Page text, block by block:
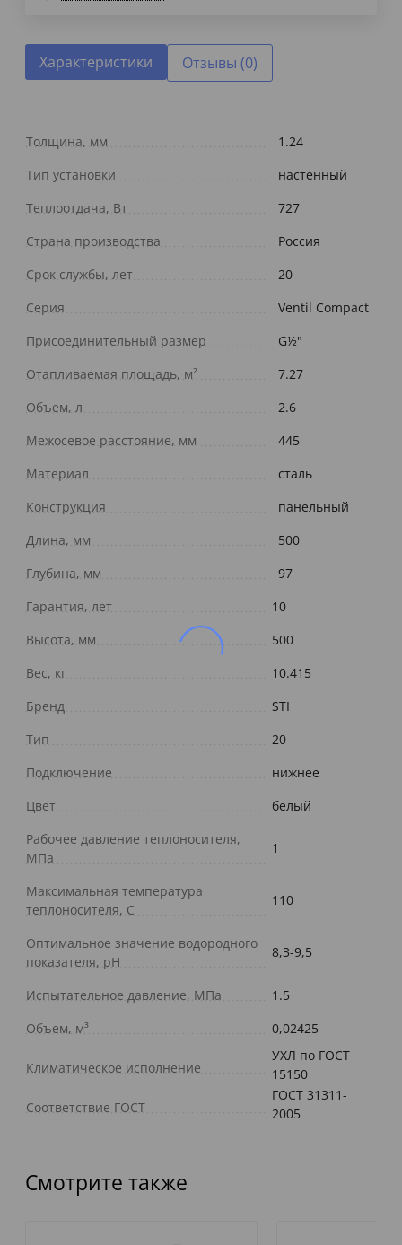
Характеристики Отзывы (0)
Толщина, мм
1.24
Тип установки
настенный
Теплоотдача, Вт
727
Страна производства
Россия
Срок службы, лет
20
Серия
Ventil Compact
Присоединительный размер
G½"
Отапливаемая площадь, м²
7.27
Объем, л
2.6
Межосевое расстояние, мм
445
Материал
сталь
Конструкция
панельный
Длина, мм
500
Глубина, мм
97
Гарантия, лет
10
Высота, мм
500
Вес, кг
10.415
Бренд
STI
Тип
20
Подключение
нижнее
Цвет
белый
Рабочее давление теплоносителя,
МПа
1
Максимальная температура
теплоносителя, С
110
Оптимальное значение водородного
показателя, pH
8,3-9,5
Испытательное давление, МПа
1.5
Объем, м³
0,02425
Климатическое исполнение
УХЛ по ГОСТ
15150
Соответствие ГОСТ
ГОСТ 31311-
2005
Смотрите также